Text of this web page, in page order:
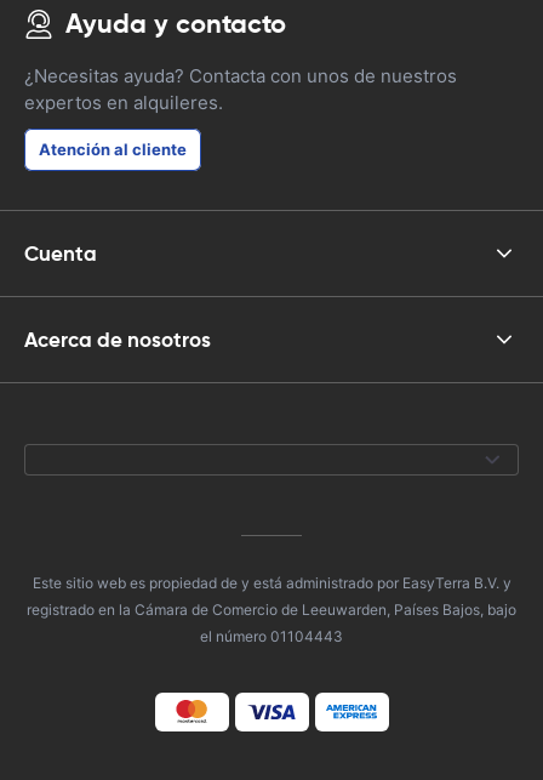
Ayuda y contacto
¿Necesitas ayuda? Contacta con unos de nuestros
expertos en alquileres.
Atención al cliente
Cuenta
Acerca de nosotros
Este sitio web es propiedad de y está administrado por EasyTerra B.V. y
registrado en la Cámara de Comercio de Leeuwarden, Países Bajos, bajo
el número 01104443